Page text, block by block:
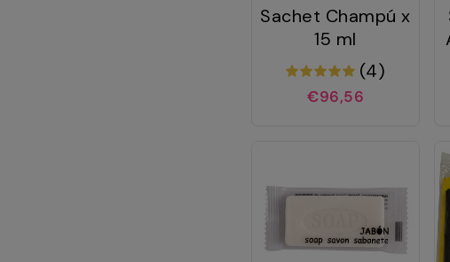
Sachet Champú x
15 ml
(4)
€96,56